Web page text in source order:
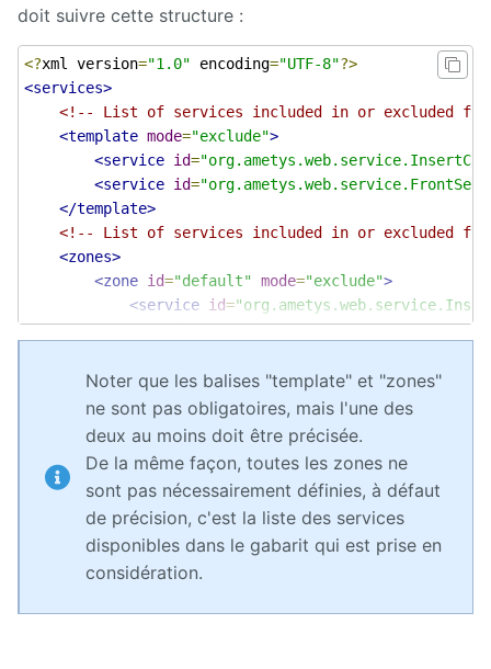
doit suivre cette structure :
<?xml version="1.0" encoding="UTF-8"?>
<services>
<!-- List of services included in or excluded
<template mode="exclude">
<service id=
<service id=
</template>
<!-- List of services included in or excluded
<zones>
<zone id="default" mode="exclude">
<service
id=
<service id=
<zone
id= "right-column" mode="include">
<service
id=
</zone>
</services>
Noter que les balises "template" et "zones"
ne sont pas obligatoires, mais l'une des
deux au moins doit être précisée.
De la même façon, toutes les zones ne
sont pas nécessairement définies, à défaut
de précision, c'est la liste des services
disponibles dans le gabarit qui est prise en
considération.